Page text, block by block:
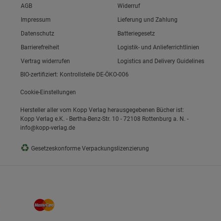
Link zum/zur
AGB
Link zum/zur
Impressum
Link zum/zur
Datenschutz
Link zum/zur
Barrierefreiheit
Vertrag widerrufen
Widerruf
Lieferung und Zahlung
Batteriegesetz
Logistik- und Anlieferrichtlinien
Logistics and Delivery Guidelines
BIO-zertifiziert: Kontrollstelle DE-ÖKO-006
Cookie-Einstellungen
Hersteller aller vom Kopp Verlag herausgegebenen Bücher ist:
Kopp Verlag e.K. - Bertha-Benz-Str. 10 - 72108 Rottenburg a. N. -
info@kopp-verlag.de
♻ Gesetzeskonforme Verpackungslizenzierung
Gruppe